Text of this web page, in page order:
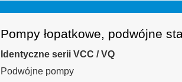
Pompy łopatkowe, podwójne
Identyczne serii VCC / VQ
Podwójne pompy